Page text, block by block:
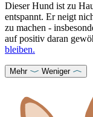
Dieser Hund ist zu
entspannt. Er neigt
zu machen -
auf positiv daran
bleiben.
Mehr Weniger